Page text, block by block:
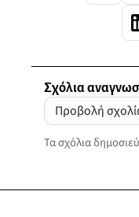
Σχόλια
Προβολή
Τα σχόλια